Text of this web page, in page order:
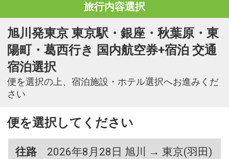
旅行内容選択
旭川発東京 東京駅・銀座・秋葉原・東
陽町・葛西行き 国内航空券+宿泊 交通
宿泊選択
便を選択の上、宿泊施設・ホテル選択へお進みくだ
さい
便を選択してください
往路
2026年8月28日 旭川 → 東京(羽田)